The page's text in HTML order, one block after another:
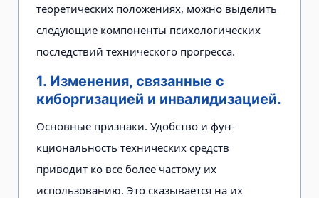
теоретических положениях, можно выделить
следующие компоненты психологических
последствий техни­ческого прогресса.
1. Изменения, связанные с
киборгизацией и инвалидизацией.
Основные признаки. Удобство и фун­
кциональность технических средств
приводит ко все более частому их
использованию. Это сказывается на их